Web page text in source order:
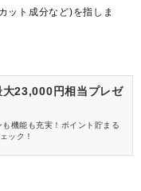
ト成分など)を指しま
23,000円相当プレゼ
機能も充実！ポイント貯まる
ック！